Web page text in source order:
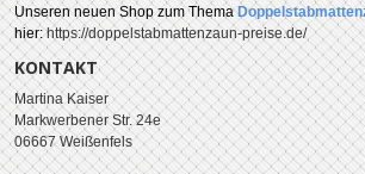
Unserenneuen Shop zum Thema
hier:https://doppelstabmattenzaun-preise.de/
KONTAKT
Martina Kaiser
Markwerbener Str. 24e
06667 Weißenfels